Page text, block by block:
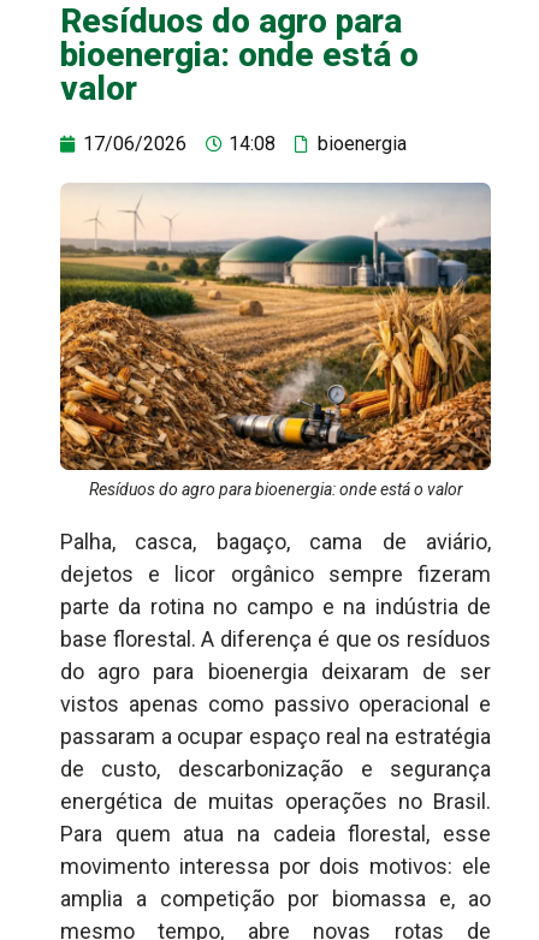
Resíduos do agro para
bioenergia: onde está o
valor
17/06/2026 14:08 bioenergia
Resíduos do agro para bioenergia: onde está o valor
Palha, casca, bagaço, cama de aviário,
dejetos e licor orgânico sempre fizeram
parte da rotina no campo e na indústria de
base florestal. A diferença é que os resíduos
do agro para bioenergia deixaram de ser
vistos apenas como passivo operacional e
passaram a ocupar espaço real na estratégia
de custo, descarbonização e segurança
energética de muitas operações no Brasil.
Para quem atua na cadeia florestal, esse
movimento interessa por dois motivos: ele
amplia a competição por biomassa e, ao
mesmo tempo, abre novas rotas de